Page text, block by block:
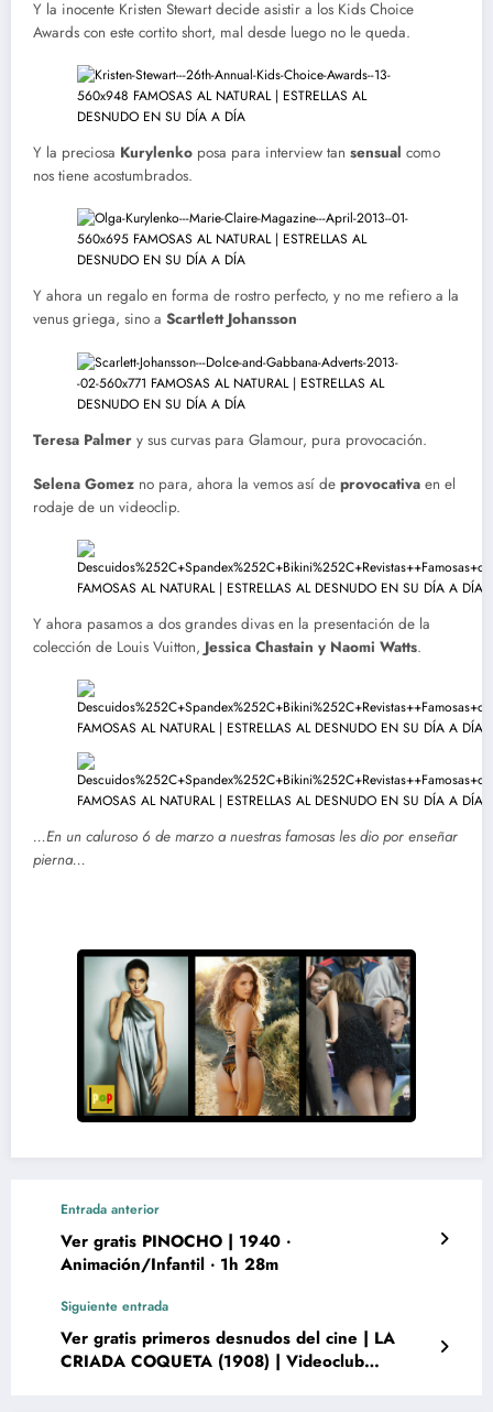
Y la inocente Kristen Stewart decide asistir a los Kids Choice
Awards con este cortito short, mal desde luego no le queda.
Y la preciosa Kurylenko posa para interview tan sensual como
nos tiene acostumbrados.
Y ahora un regalo en forma de rostro perfecto, y no me refiero a la
venus griega, sino a Scartlett Johansson
Teresa Palmer y sus curvas para Glamour, pura provocación.
Selena Gomez no para, ahora la vemos así de provocativa en el
rodaje de un videoclip.
Y ahora pasamos a dos grandes divas en la presentación de la
colección de Louis Vuitton, Jessica Chastain y Naomi Watts.
…En un caluroso 6 de marzo a nuestras famosas les dio por enseñar
pierna…
Entrada anterior
Ver gratis PINOCHO | 1940 ‧
Animación/Infantil ‧ 1h 28m
Siguiente entrada
Ver gratis primeros desnudos del cine | LA
CRIADA COQUETA (1908) | Videoclub